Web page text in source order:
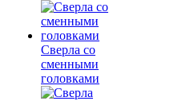
Сверла со
сменными
головками